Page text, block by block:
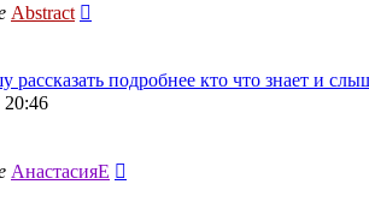
Abstract
рассказать подробнее кто что знает и
20:46
АнастасияЕ